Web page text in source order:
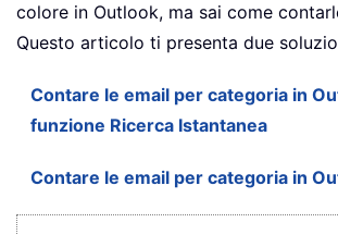
colore in Outlook, ma sai come
Questo articolo ti presenta due
Contare le email per categoria in
funzione Ricerca Istantanea
Contare le email per categoria in